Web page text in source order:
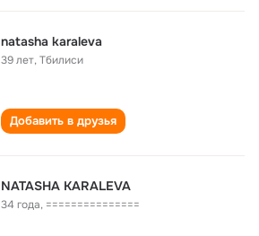
natasha karaleva
39 лет,Тбилиси
Добавить в друзья
NATASHA KARALEVA
34 года, ===============